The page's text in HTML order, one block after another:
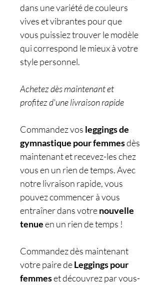
dans une variété de couleurs
vives et vibrantes pour que
vous puissiez trouver le modèle
qui correspond le mieux à votre
style personnel.
Achetez dès maintenant et
profitez d'une livraison rapide
Commandez vos leggings de
gymnastique pour femmesdès
maintenant et recevez-les chez
vous en un rien de temps. Avec
notre livraison rapide, vous
pouvez commencer à vous
entraîner dans votrenouvelle
tenueen un rien de temps !
Commandez dès maintenant
votre paire deLeggings pour
femmeset découvrez par vous-